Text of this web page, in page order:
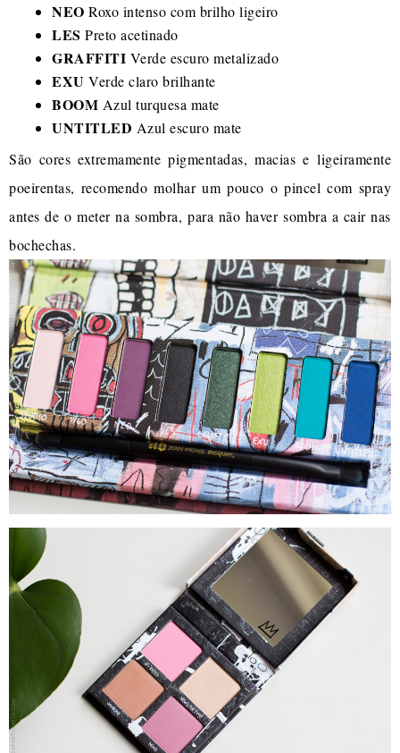
NEO Roxo intenso com brilho ligeiro
LES Preto acetinado
GRAFFITI Verde escuro metalizado
EXU Verde claro brilhante
BOOM Azul turquesa mate
UNTITLED Azul escuro mate
São cores extremamente pigmentadas, macias e ligeiramente
poeirentas, recomendo molhar um pouco o pincel com spray
antes de o meter na sombra, para não haver sombra a cair nas
bochechas.